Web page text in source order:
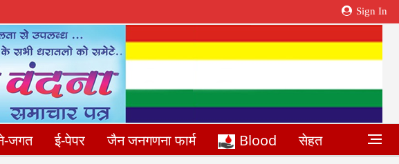
Sign In
जगत ई-पेपर जैन जनगणना फार्म Blood
सेहत